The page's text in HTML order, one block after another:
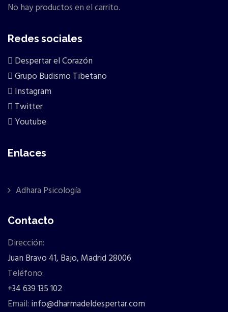
No hay productos en el carrito.
Redes sociales
Despertar el Corazón
Grupo Budismo Tibetano
Instagram
Twitter
Youtube
Enlaces
Adhara Psicología
Contacto
Dirección:
Juan Bravo 41, Bajo, Madrid 28006
Teléfono:
+34 639 135 102
Email: info@dharmadeldespertar.com